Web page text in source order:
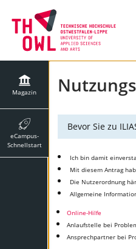
Magazin
eCampus-
Schnellstart
Bevor Sie zu
Ich bin damit
Mit diesem Antrag
Die Nutzerordnung
Allgemeine
Online-Hilfe
Anlaufstelle bei
Ansprechpartner bei